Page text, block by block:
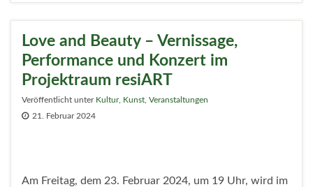
Love and Beauty – Vernissage,
Performance und Konzert im
Projektraum resiART
Veröffentlicht unter Kultur, Kunst Veranstaltungen
21. Februar 2024
Am Freitag, dem 23. Februar 2024, um 19 Uhr, wird im